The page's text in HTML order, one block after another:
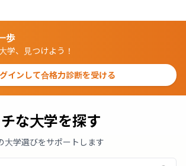
歩
学、見つけよう！
インして合格力診断を受ける
な大学を探す
大学選びをサポートします